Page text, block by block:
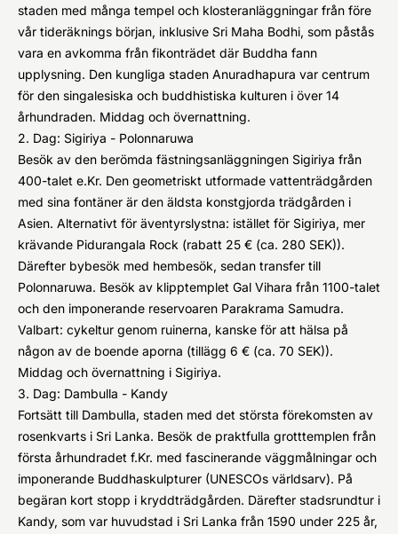
staden med många tempel och klosteranläggningar från före
vår tideräknings början, inklusive Sri Maha Bodhi, som påstås
vara en avkomma från fikonträdet där Buddha fann
upplysning. Den kungliga staden Anuradhapura var centrum
för den singalesiska och buddhistiska kulturen i över 14
århundraden. Middag och övernattning.
2. Dag: Sigiriya - Polonnaruwa
Besök av den berömda fästningsanläggningen Sigiriya från
400-talet e.Kr. Den geometriskt utformade vattenträdgården
med sina fontäner är den äldsta konstgjorda trädgården i
Asien. Alternativt för äventyrslystna: istället för Sigiriya, mer
krävande Pidurangala Rock (rabatt 25 € (ca. 280 SEK)).
Därefter bybesök med hembesök, sedan transfer till
Polonnaruwa. Besök av klipptemplet Gal Vihara från 1100-talet
och den imponerande reservoaren Parakrama Samudra.
Valbart: cykeltur genom ruinerna, kanske för att hälsa på
någon av de boende aporna (tillägg 6 € (ca. 70 SEK)).
Middag och övernattning i Sigiriya.
3. Dag: Dambulla - Kandy
Fortsätt till Dambulla, staden med det största förekomsten av
rosenkvarts i Sri Lanka. Besök de praktfulla grotttemplen från
första århundradet f.Kr. med fascinerande väggmålningar och
imponerande Buddhaskulpturer (UNESCOs världsarv). På
begäran kort stopp i kryddträdgården. Därefter stadsrundtur i
Kandy, som var huvudstad i Sri Lanka från 1590 under 225 år,